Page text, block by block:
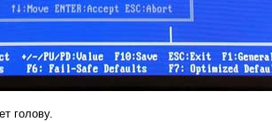
голову.